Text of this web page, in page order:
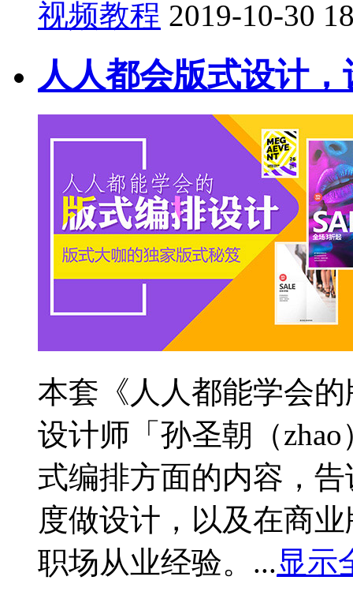
视频教程 2019-10-30
人人都会版式设计
本套《人人都能学会
设计师「孙圣朝（
式编排方面的内容，
度做设计，以及在商
职场从业经验。...显示